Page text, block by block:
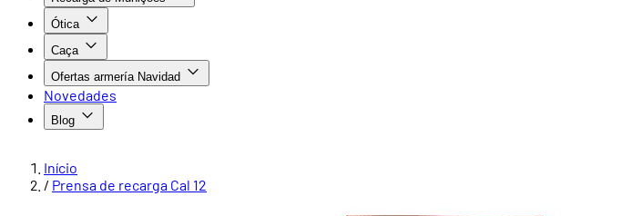
Ótica
Caça
Ofertas armería Navidad
Novedades
Blog
Início
/ Prensa de recarga Cal 12